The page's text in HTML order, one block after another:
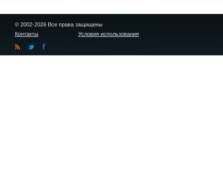
© 2002-2026 Все права защищены
Контакты
Условия использования